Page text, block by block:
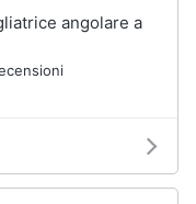
angolare a